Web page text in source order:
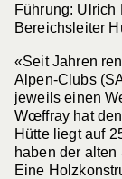
Führung: Ulrich
Bereichsleiter
«Seit Jahren
Alpen-Clubs
jeweils einen
Wœffray hat
Hütte liegt auf
haben der
Eine